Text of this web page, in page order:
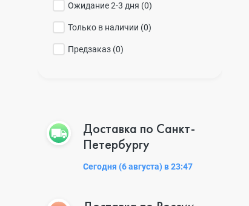
Ожидание 2-3 дня (0)
Только в наличии (0)
Предзаказ (0)
Доставка по Санкт-
Петербургу
Сегодня (6 августа) в 23:47